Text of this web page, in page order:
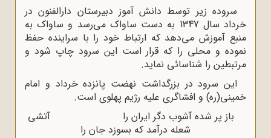
سروده زیر توسط دانش آموز دبیرستان دارالفنون در
خرداد سال 1347 به دست ساواک می‌رسد و ساواک به
منبع آموزش می‌دهد که ارتباط خود را با سراینده حفظ
نموده و محلی را که قرار است این سرود چاپ شود و
مرتبطین را شناسائی نماید.
این سرود در بزرگداشت نهضت پانزده خرداد و امام
خمینی(ره) و افشاگری علیه رژیم پهلوی است.
باز پر شده آشوب دگر ایران را آتشى
شعله درآمد که بسوزد جان ‌را